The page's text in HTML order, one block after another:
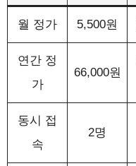
월 정가 5,500원
연간 정
가
66,000원
동시 접
속
2명